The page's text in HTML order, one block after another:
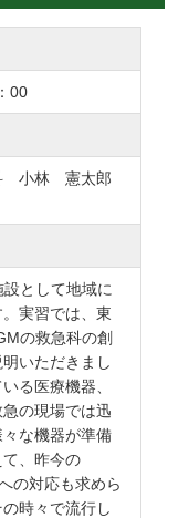
00
小林 憲太郎
として地域に
実習では、東
の救急科の創
いただきまし
る医療機器、
の現場では迅
な機器が準備
、昨今の
の対応も求めら
時々で流行し